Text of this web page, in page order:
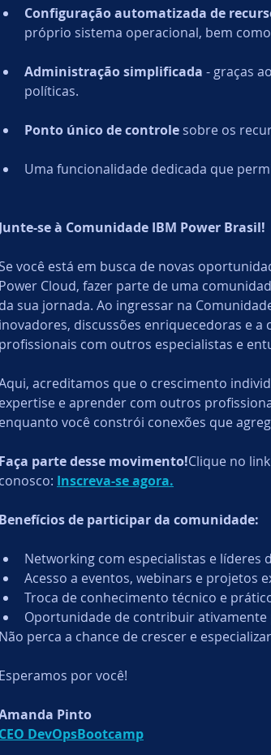
Configuração automatizada de
próprio sistema operacional, bem
Administração simplificada - graças
políticas.
Ponto único de controle sobre os
Uma funcionalidade dedicada que
Junte-se à Comunidade IBM Power Brasil!
Se você está em busca de novas
Power Cloud, fazer parte de uma
da sua jornada. Ao ingressar na
inovadores, discussões enriquecedoras e
profissionais com outros especialistas e
acreditamos que o crescimento
expertise e aprender com outros
enquanto você constrói conexões que
Faça parte desse movimento!Clique no
conosco: Inscreva-se agora.
Benefícios de participar da comunidade:
Networking com especialistas e líderes
Acesso a eventos, webinars e projetos
Troca de conhecimento técnico e
Oportunidade de contribuir ativamente
Não perca a chance de crescer e
Esperamos por você!
Pinto
CEO DevOpsBootcamp